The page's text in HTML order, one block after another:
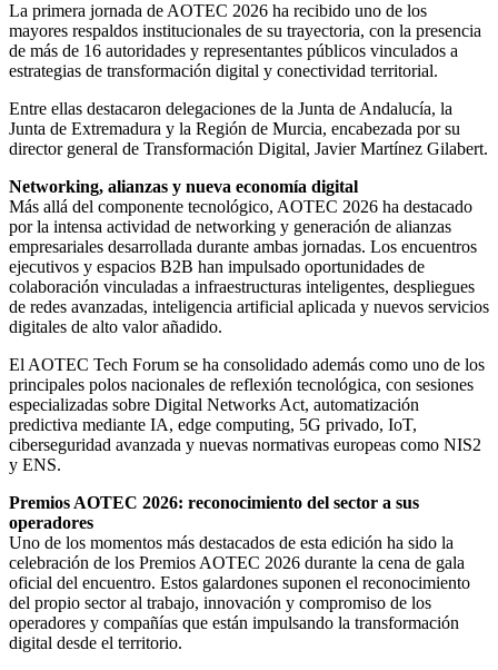
La primera jornada de AOTEC 2026 ha recibido uno de los
mayores respaldos institucionales de su trayectoria, con la presencia
de más de 16 autoridades y representantes públicos vinculados a
estrategias de transformación digital y conectividad territorial.
Entre ellas destacaron delegaciones de la Junta de Andalucía, la
Junta de Extremadura y la Región de Murcia, encabezada por su
director general de Transformación Digital, Javier Martínez Gilabert.
Networking, alianzas y nueva economía digital
Más allá del componente tecnológico, AOTEC 2026 ha destacado
por la intensa actividad de networking y generación de alianzas
empresariales desarrollada durante ambas jornadas. Los encuentros
ejecutivos y espacios B2B han impulsado oportunidades de
colaboración vinculadas a infraestructuras inteligentes, despliegues
de redes avanzadas, inteligencia artificial aplicada y nuevos servicios
digitales de alto valor añadido.
El AOTEC Tech Forum se ha consolidado además como uno de los
principales polos nacionales de reflexión tecnológica, con sesiones
especializadas sobre Digital Networks Act, automatización
predictiva mediante IA, edge computing, 5G privado, IoT,
ciberseguridad avanzada y nuevas normativas europeas como NIS2
y ENS.
Premios AOTEC 2026: reconocimiento del sector a sus
operadores
Uno de los momentos más destacados de esta edición ha sido la
celebración de los Premios AOTEC 2026 durante la cena de gala
oficial del encuentro. Estos galardones suponen el reconocimiento
del propio sector al trabajo, innovación y compromiso de los
operadores y compañías que están impulsando la transformación
digital desde el territorio.